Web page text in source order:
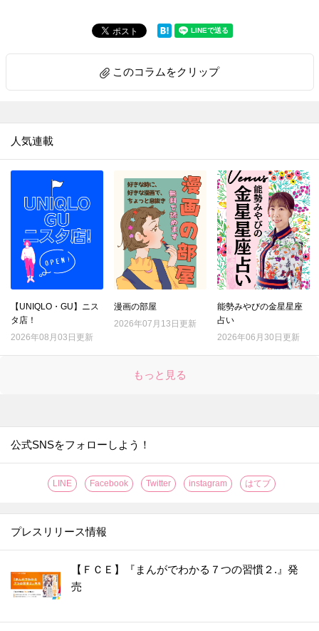
このコラムをクリップ
人気連載
【UNIQLO・GU】ニス
タ店！
2026年08月03日更新
漫画の部屋
2026年07月13日更新
能勢みやびの金星星座
占い
2026年06月30日更新
もっと見る
公式SNSをフォローしよう！
LINE Facebook Twitter instagram はてブ
プレスリリース情報
【ＦＣＥ】『まんがでわかる７つの習慣２.』発
売